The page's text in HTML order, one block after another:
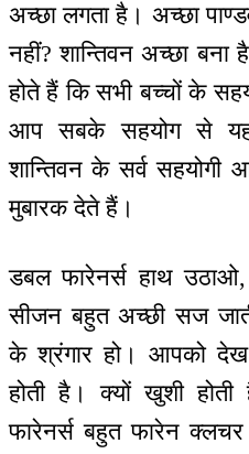
अच्छा लगता है। अच्छा
नहीं? शान्तिवन अच्छा बना
होते हैं कि सभी बच्चों के
आप सबके सहयोग से
शान्तिवन के सर्व सहयोगी
मुबारक देते हैं।
डबल फारेनर्स हाथ
सीजन बहुत अच्छी सज
के श्रंगार हो। आपको
होती है। क्यों खुशी
फारेनर्स बहुत फारेन